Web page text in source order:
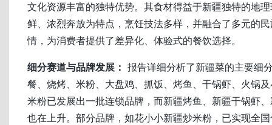
文化资源丰富的独特优势。其食材得益于新疆独特的地
鲜、浓烈奔放为特点，烹饪技法多样，并融合了多元的
情，为消费者提供了差异化、体验式的餐饮选择。
细分赛道与品牌发展： 报告详细分析了新疆菜的主要细
餐、烧烤、米粉、大盘鸡、抓饭、烤鱼、干锅虾、火锅
米粉已发展出一批连锁品牌，而新疆烤鱼、新疆干锅虾
也在上升。部分品牌，如花小小新疆炒米粉，已实现全